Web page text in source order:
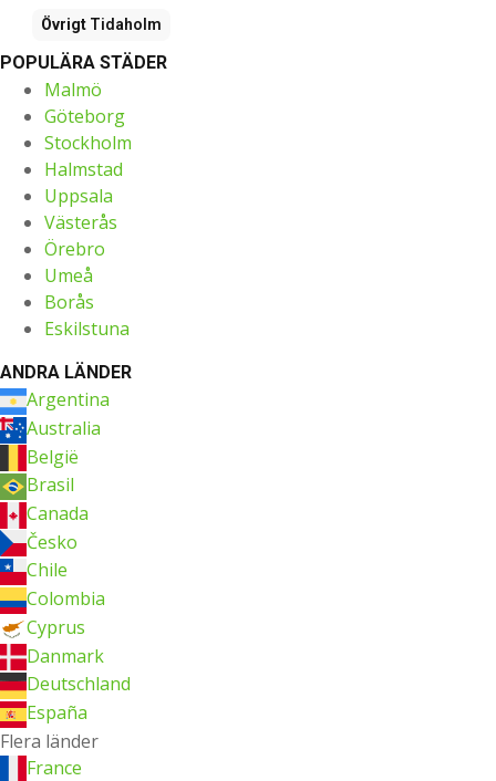
Övrigt Tidaholm
POPULÄRA STÄDER
Malmö
Göteborg
Stockholm
Halmstad
Uppsala
Västerås
Örebro
Umeå
Borås
Eskilstuna
ANDRA LÄNDER
Argentina
Australia
België
Brasil
Canada
Česko
Chile
Colombia
Cyprus
Danmark
Deutschland
España
Flera länder
France